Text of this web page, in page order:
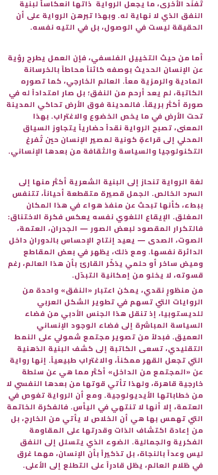
تُفنّد الأخرى، ما يجعل الرواية ذاتها انعكاساً لبنية
النفق الذي لا نهاية له. وبهذا تبرهن الرواية على أن
الحقيقة ليست في الوصول، بل في التيه نفسه.
أما من حيث التخييل الفلسفي، فإن العمل يطرح رؤية
عن الإنسان الحديث بوصفه كائناً محاطاً بالخرسانة
المادية والرمزية معاً. العالم الخارجي، كما تصوره
الكاتبة، لم يعد أرحم من النفق؛ بل صار امتداداً له في
صورة أكثر بريقاً. فالمدينة فوق الأرض تحاكي المدينة
تحت الأرض في ما يخص الخضوع والاغتراب. بهذا
المعنى، تصبح الرواية نقداً حضارياً يتجاوز السياق
المحلي إلى قراءةٍ كونية لمصير الإنسان حين تُفرغ
التكنولوجيا والسياسة والثقافة من بعدها الإنساني.
لغة الرواية تنحاز إلى البنية الشعرية أكثر منها إلى
السرد الخالص. الجمل قصيرة متقطعة أحياناً، تتنفس
ببطء، كأنها تبحث عن منفذ هواء في هذا المكان
المغلق. الإيقاع اللغوي نفسه يعكس فكرة الاختناق:
فالتكرار المقصود لبعض الصور — الجدران، العتمة،
الصوت، الصدى — يعيد إنتاج الإحساس بالدوران داخل
الدائرة نفسها. ومع ذلك، يظهر في بعض المقاطع
وميض ساخر أو حلمي يذكّر القارئ بأن هذا العالم، رغم
قسوته، لا يخلو من إمكانية التبدّل.
من منظورٍ نقدي، يمكن اعتبار «النفق» واحدة من
الروايات التي تسهم في تطوير الشكل العربي
للديستوبيا، إذ تنقل هذا الجنس الأدبي من فضاء
السياسة المباشرة إلى فضاء الوجود الإنساني
العميق. فبدلاً من تصوير مجتمع شمولي على النمط
التقليدي، تسعى الكاتبة إلى كشف البنية الذهنية
التي تجعل القهر ممكناً، والاغتراب طبيعياً. إنها رواية
عن «المجتمع من الداخل» أكثر مما هي عن سلطة
خارجية قاهرة، ولهذا تأتي قوتها من بعدها النفسي لا
من خطاباتها الأيديولوجية. ومع أن الرواية تغوص في
العتمة، إلا أنها لا تنتهي في اليأس. فالفكرة الخاتمة
التي تهمس بها هي أن الخلاص لا يأتي من الخارج، بل
من إعادة اكتشاف الذات وقدرتها على المقاومة
الفكرية والجمالية. الضوء الذي يتسلل إلى النفق
ليس وعداً بالنجاة، بل تذكيراً بأن الإنسان، مهما غرق
في ظلام العالم، يظل قادراً على التطلع إلى الأعلى.